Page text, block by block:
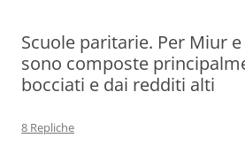
Scuole paritarie. Per Miur e
sono composte
bocciati e dai redditi alti
8 Repliche